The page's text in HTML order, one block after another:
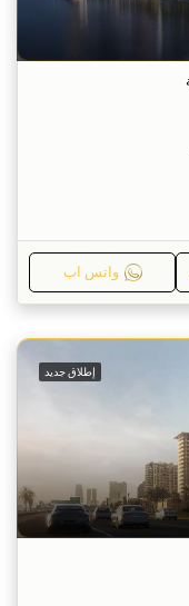
واتس اب
إطلاق جديد